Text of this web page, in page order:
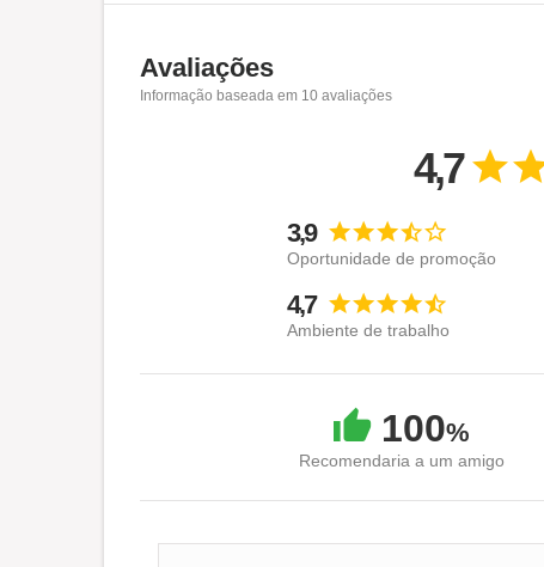
Avaliações
Informação baseada em 10 avaliações
4,7
3,9
Oportunidade de promoção
4,7
Ambiente de trabalho
100%
Recomendaria a um amigo